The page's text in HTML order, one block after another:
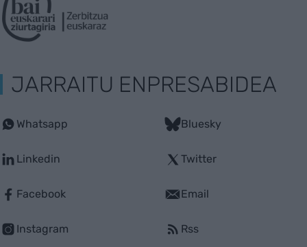
JARRAITU ENPRESABIDEA
Whatsapp
Linkedin
Facebook
Instagram
Bluesky
Twitter
Email
Rss